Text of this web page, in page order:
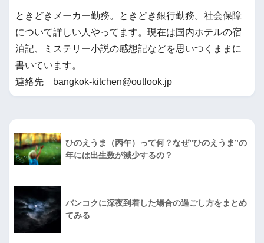
ときどきメーカー勤務。ときどき銀行勤務。社会保障
について詳しい人やってます。現在は国内ホテルの宿
泊記、ミステリー小説の感想記などを思いつくままに
書いています。
連絡先 bangkok-kitchen@outlook.jp
ひのえうま（丙午）って何？なぜ”ひのえうま”の
年には出生数が減少するの？
バンコクに深夜到着した場合の過ごし方をまとめ
てみる